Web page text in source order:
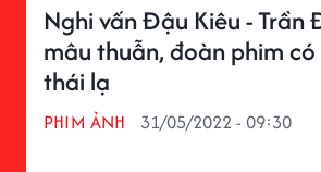
Nghi vấn Đậu Kiêu - Trần
mâu thuẫn, đoàn phim
thái lạ
PHIM ẢNH 31/05/2022 - 09:30